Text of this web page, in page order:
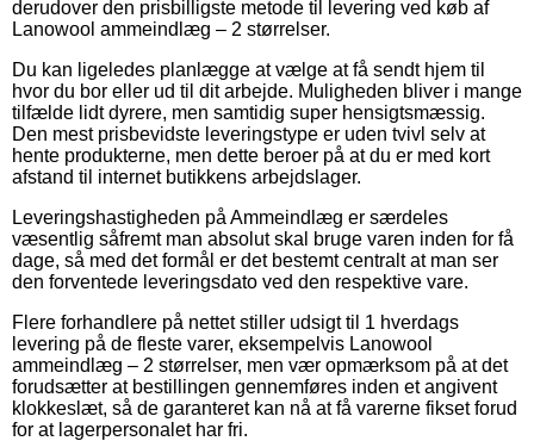
derudover den prisbilligste metode til levering ved køb af
Lanowool ammeindlæg – 2 størrelser.
Du kan ligeledes planlægge at vælge at få sendt hjem til
hvor du bor eller ud til dit arbejde. Muligheden bliver i mange
tilfælde lidt dyrere, men samtidig super hensigtsmæssig.
Den mest prisbevidste leveringstype er uden tvivl selv at
hente produkterne, men dette beroer på at du er med kort
afstand til internet butikkens arbejdslager.
Leveringshastigheden på Ammeindlæg er særdeles
væsentlig såfremt man absolut skal bruge varen inden for få
dage, så med det formål er det bestemt centralt at man ser
den forventede leveringsdato ved den respektive vare.
Flere forhandlere på nettet stiller udsigt til 1 hverdags
levering på de fleste varer, eksempelvis Lanowool
ammeindlæg – 2 størrelser, men vær opmærksom på at det
forudsætter at bestillingen gennemføres inden et angivent
klokkeslæt, så de garanteret kan nå at få varerne fikset forud
for at lagerpersonalet har fri.